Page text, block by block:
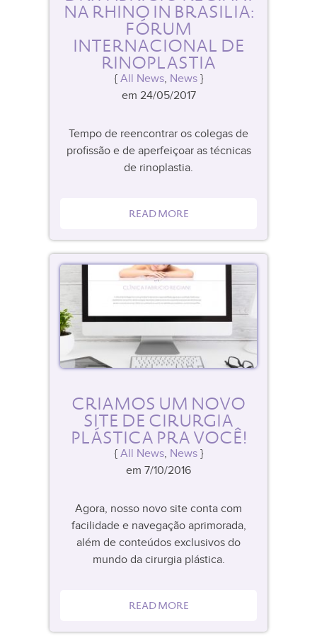
NA RHINO IN BRASILIA:
FÓRUM
INTERNACIONAL DE
RINOPLASTIA
All News, News
em 24/05/2017
Tempo de reencontrar os colegas de
profissão e de aperfeiçoar as técnicas
de rinoplastia.
READ MORE
CRIAMOS UM NOVO
SITE DE CIRURGIA
PLÁSTICA PRA VOCÊ!
All News, News
em 7/10/2016
Agora, nosso novo site conta com
facilidade e navegação aprimorada,
além de conteúdos exclusivos do
mundo da cirurgia plástica.
READ MORE